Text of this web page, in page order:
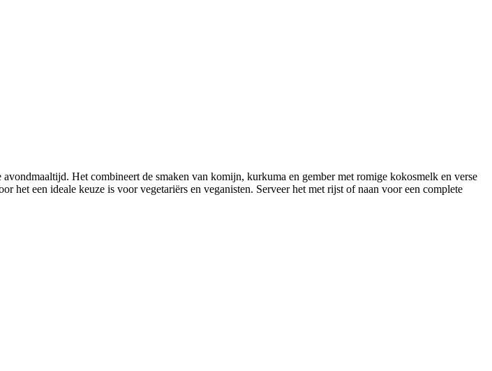
Het combineert de smaken van komijn, kurkuma en gember met romige kokosmelk en verse
een ideale keuze is voor vegetariërs en veganisten. Serveer het met rijst of naan voor een complete